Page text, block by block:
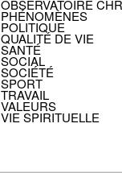
OBSERVATOIRE
PHÉNOMÈNES
POLITIQUE
QUALITÉ DE VIE
SANTÉ
SOCIAL
SOCIÉTÉ
SPORT
TRAVAIL
VALEURS
VIE SPIRITUELLE